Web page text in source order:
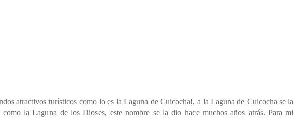
atractivos turísticos como lo es la Laguna de Cuicocha!, a la Laguna de Cuicocha se la
como la Laguna de los Dioses, este nombre se la dio hace muchos años atrás. Para mi